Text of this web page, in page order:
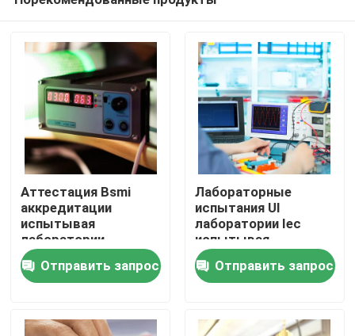
Дом
испытывая продукты
Обслуживание аттестации
Аттестация Bsmi
аккредитации
испытывая
лаборатории
батареи пакета
Отправить запрос
Лабораторные
испытания Ul
лаборатории Iec
испытывая
лабораторий
батареи мобильной
силы портативные
Отправить запрос